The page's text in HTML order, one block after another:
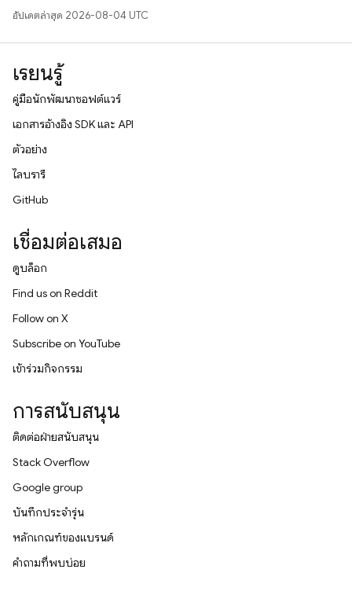
อัปเดตล่าสุด 2026-08-04 UTC
เรียนรู้
คู่มือนักพัฒนาซอฟต์แวร์
เอกสารอ้างอิง SDK และ API
ตัวอย่าง
ไลบรารี
GitHub
เชื่อมต่อเสมอ
ดูบล็อก
Find us on Reddit
Follow on X
Subscribe on YouTube
เข้าร่วมกิจกรรม
การสนับสนุน
ติดต่อฝ่ายสนับสนุน
Stack Overflow
Google group
บันทึกประจำรุ่น
หลักเกณฑ์ของแบรนด์
คำถามที่พบบ่อย